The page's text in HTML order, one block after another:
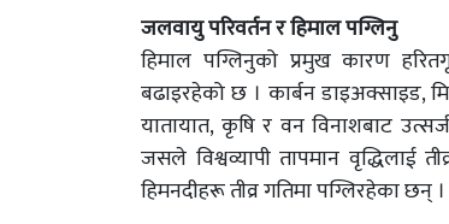
जलवायु परिवर्तन र हिमाल पग्लिनु
हिमाल पग्लिनुको प्रमुख कारण
बढाइरहेको छ । कार्बन डाइअक्साइड,
यातायात, कृषि र वन विनाशबाट
जसले विश्वव्यापी तापमान वृद्धिलाई
हिमनदीहरू तीव्र गतिमा पग्लिरहेका छन् ।